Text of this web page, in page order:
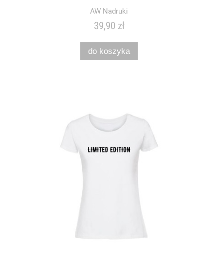
AW Nadruki
39,90 zł
do koszyka